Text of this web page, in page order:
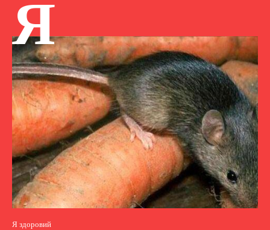
Я
Я здоровий